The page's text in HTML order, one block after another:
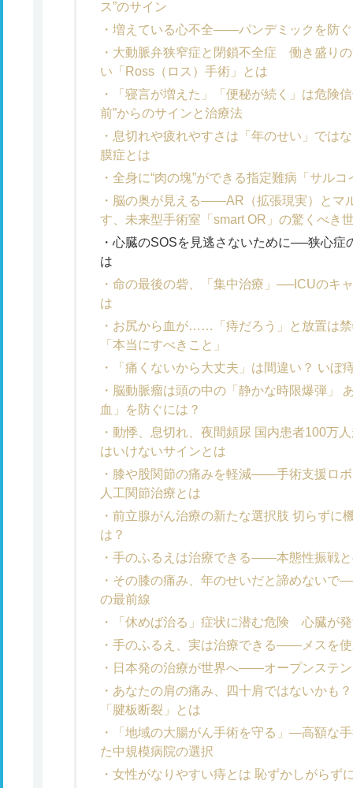
ス”のサイン
増えている心不全――パンデミックを防
大動脈弁狭窄症と閉鎖不全症 働き盛り
い「Ross（ロス）手術」とは
「寝言が増えた」「便秘が続く」は危険
前”からのサインと治療法
息切れや疲れやすさは「年のせい」では
膜症とは
全身に“肉の塊”ができる指定難病「サル
脳の奥が見える――AR（拡張現実）とマ
す、未来型手術室「smart OR」の驚くべき
心臓のSOSを見逃さないために──狭心症
は
命の最後の砦、「集中治療」──ICUのキ
は
お尻から血が……「痔だろう」と放置は
「本当にすべきこと」
「痛くないから大丈夫」は間違い？ いぼ
脳動脈瘤は頭の中の「静かな時限爆弾」
血」を防ぐには？
動悸、息切れ、夜間頻尿 国内患者100万
はいけないサインとは
膝や股関節の痛みを軽減――手術支援ロ
人工関節治療とは
前立腺がん治療の新たな選択肢 切らずに
は？
手のふるえは治療できる――本態性振戦
その膝の痛み、年のせいだと諦めないで
の最前線
「休めば治る」症状に潜む危険 心臓が
手のふるえ、実は治療できる――メスを
日本発の治療が世界へ――オープンステ
あなたの肩の痛み、四十肩ではないかも
「腱板断裂」とは
「地域の大腸がん手術を守る」―高額な
た中規模病院の選択
女性がなりやすい痔とは 恥ずかしがらず